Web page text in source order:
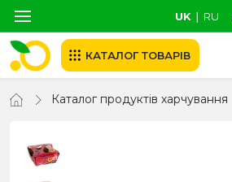
UK ∣ RU
КАТАЛОГ ТОВАРІВ
Каталог продуктів харчування